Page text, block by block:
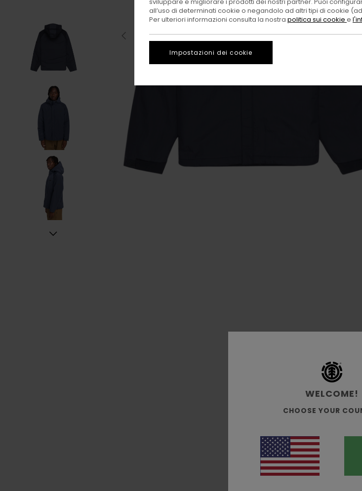
WELCOME!
CHOOSE YOUR
all’uso di determinati cookie o negandolo ad altri tipi di cookie
Per ulteriori informazioni consulta la nostra politica sui cookie e
Impostazioni dei cookie